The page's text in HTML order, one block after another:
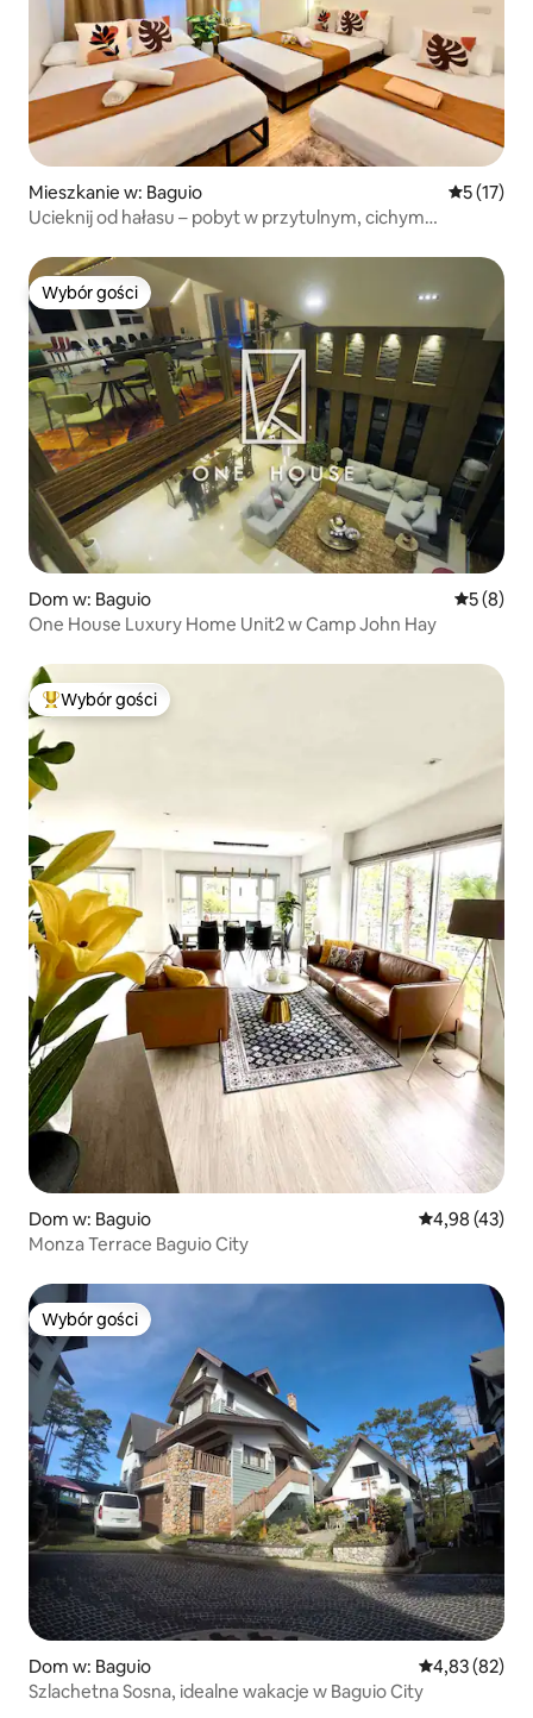
Mieszkanie w: Baguio Średnia
5 (17)
Ucieknij od hałasu – pobyt w przytulnym, cichym
Wybór gości
Wybór gości
Dom w: Baguio Średnia
5 (8)
One House Luxury Home Unit2 w Camp John Hay
Najpopularniejsze z kategorii Wybór gości
Wybór gości
Dom w: Baguio Średnia
4,98 (43)
Monza Terrace Baguio City
Wybór gości
Wybór gości
Dom w: Baguio Średnia
4,83 (82)
Szlachetna Sosna, idealne wakacje w Baguio City